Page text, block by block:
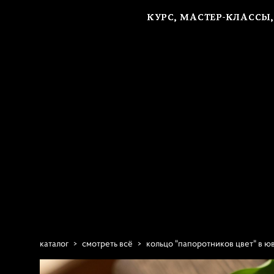
КУРС, МАСТЕР-
КУРС, МАСТЕР-
каталог > смотреть всё > кольцо "папоротников цвет" в